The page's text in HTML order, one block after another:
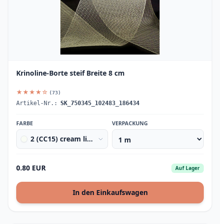
Krinoline-Borte steif Breite 8 cm
★★★★☆ (73)
Artikel-Nr.: SK_750345_102483_186434
FARBE
2 (CC15) cream lightest
VERPACKUNG
0.80 EUR Auf Lager
In den Einkaufswagen